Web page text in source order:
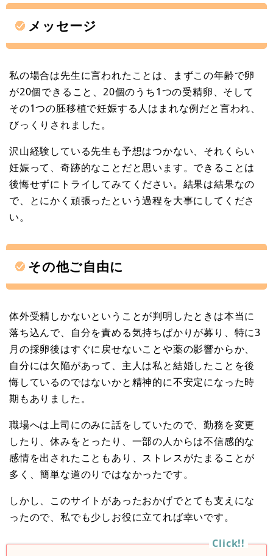
メッセージ
私の場合は先生に言われたことは、まずこの年齢で卵
が20個できること、20個のうち1つの受精卵、そして
その1つの胚移植で妊娠する人はまれな例だと言われ、
びっくりされました。
沢山経験している先生も予想はつかない、それくらい
妊娠って、奇跡的なことだと思います。できることは
後悔せずにトライしてみてください。結果は結果なの
で、とにかく頑張ったという過程を大事にしてくださ
い。
その他ご自由に
体外受精しかないということが判明したときは本当に
落ち込んで、自分を責める気持ちばかりが募り、特に3
月の採卵後はすぐに戻せないことや薬の影響からか、
自分には欠陥があって、主人は私と結婚したことを後
悔しているのではないかと精神的に不安定になった時
期もありました。
職場へは上司にのみに話をしていたので、勤務を変更
したり、休みをとったり、一部の人からは不信感的な
感情を出されたこともあり、ストレスがたまることが
多く、簡単な道のりではなかったです。
しかし、このサイトがあったおかげでとても支えにな
ったので、私でも少しお役に立てれば幸いです。